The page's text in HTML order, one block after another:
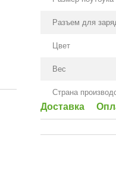
Разъем для
Цвет
Вес
Страна
Доставка